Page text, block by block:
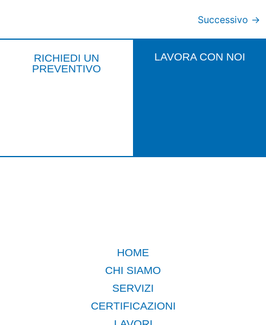
Successivo →
RICHIEDI UN
PREVENTIVO
LAVORA CON NOI
HOME
CHI SIAMO
SERVIZI
CERTIFICAZIONI